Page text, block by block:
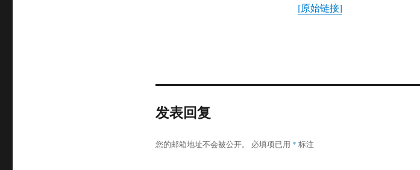
[原始链接]
发表回复
您的邮箱地址不会被公开。 必填项已用 * 标注